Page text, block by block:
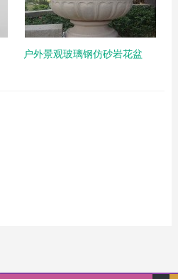
户外景观玻璃钢仿砂岩花盆